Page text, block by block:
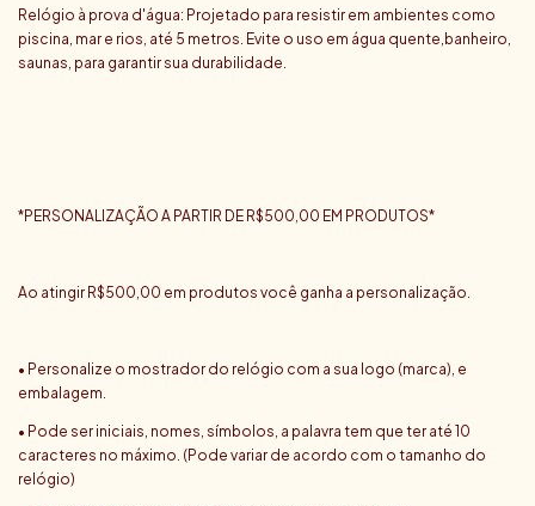
Relógio à prova d'água: Projetado para resistir em ambientes como
piscina, mar e rios, até 5 metros. Evite o uso em água quente,banheiro,
saunas, para garantir sua durabilidade.
*PERSONALIZAÇÃO A PARTIR DE R$500,00 EM PRODUTOS*
Ao atingir R$500,00 em produtos você ganha a personalização.
• Personalize o mostrador do relógio com a sua logo (marca), e
embalagem.
• Pode ser iniciais, nomes, símbolos, a palavra tem que ter até 10
caracteres no máximo. (Pode variar de acordo com o tamanho do
relógio)